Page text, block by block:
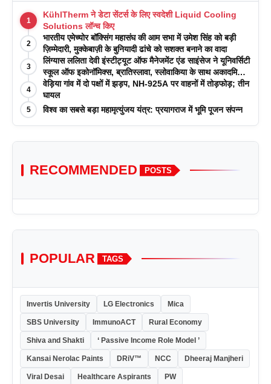
1
KühlTherm ने डेटा सेंटर्स के लिए स्वदेशी Liquid Cooling
Solutions लॉन्च किए
2
भारतीय एमेच्योर बॉक्सिंग महासंघ की आम सभा में उमेश सिंह को बड़ी
ज़िम्मेदारी, मुक्केबाज़ी के बुनियादी ढांचे को सशक्त बनाने का वादा
3
लिंग्यास ललिता देवी इंस्टीट्यूट ऑफ मैनेजमेंट एंड साइंसेज ने यूनिवर्सिटी
स्कूल ऑफ इकोनॉमिक्स, ब्रातिस्लावा, स्लोवाकिया के साथ अकादमिक
पत्रिकाओं में प्रकाशन रणनीतियों पर एक दिवसीय कार्यशाला का
आयोजन किया
4
वेड़िया गांव में दो पक्षों में झड़प, NH-925A पर वाहनों में तोड़फोड़; तीन
घायल
5 विश्व का सबसे बड़ा महामृत्युंजय यंत्र: प्रयागराज में भूमि पूजन संपन्न
RECOMMENDED POSTS
POPULAR TAGS
Invertis University LG Electronics Mica
SBS University ImmunoACT Rural Economy
Shiva and Shakti ‘ Passive Income Role Model ’
Kansai Nerolac Paints DRiV™ NCC Dheeraj Manjheri
Viral Desai Healthcare Aspirants PW